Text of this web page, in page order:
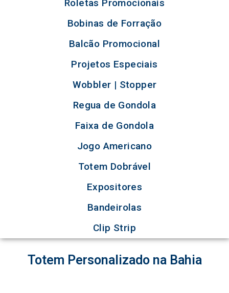
Roletas Promocionais
Bobinas de Forração
Balcão Promocional
Projetos Especiais
Wobbler | Stopper
Regua de Gondola
Faixa de Gondola
Jogo Americano
Totem Dobrável
Expositores
Bandeirolas
Clip Strip
Totem Personalizado na Bahia